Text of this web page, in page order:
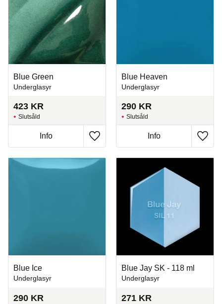
Blue Green
Underglasyr
423 KR
Lägg till i favoriter
Slutsåld
Info
Blue Heaven
Underglasyr
290 KR
Lägg
Slutsåld
Info
Blue Ice
Underglasyr
290 KR
Blue Jay SK - 118 ml
Underglasyr
271 KR